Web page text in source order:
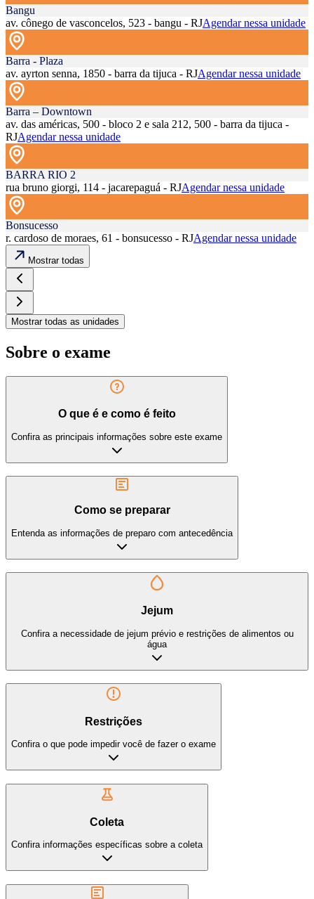
Bangu
av. cônego de vasconcelos, 523 - bangu - RJAgendar nessa unidade
Barra - Plaza
av. ayrton senna, 1850 - barra da tijuca - RJAgendar nessa unidade
Barra – Downtown
av. das américas, 500 - bloco 2 e sala 212, 500 - barra da tijuca -
RJAgendar nessa unidade
BARRA RIO 2
rua bruno giorgi, 114 - jacarepaguá - RJAgendar nessa unidade
Bonsucesso
r. cardoso de moraes, 61 - bonsucesso - RJAgendar nessa unidade
Mostrar todas
Mostrar todas as unidades
Sobre o exame
O que é e como é feito
Confira as principais informações sobre este exame
Como se preparar
Entenda as informações de preparo com antecedência
Jejum
Confira a necessidade de jejum prévio e restrições de alimentos ou
água
Restrições
Confira o que pode impedir você de fazer o exame
Coleta
Confira informações específicas sobre a coleta